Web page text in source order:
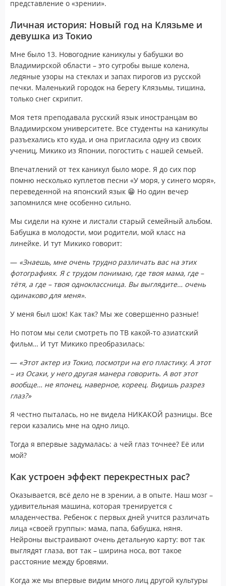
представление о «зрении».
Личная история: Новый год на Клязьме и
девушка из Токио
Мне было 13. Новогодние каникулы у бабушки во
Владимирской области – это сугробы выше колена,
ледяные узоры на стеклах и запах пирогов из русской
печки. Маленький городок на берегу Клязьмы, тишина,
только снег скрипит.
Моя тетя преподавала русский язык иностранцам во
Владимирском университете. Все студенты на каникулы
разъехались кто куда, и она пригласила одну из своих
учениц, Микико из Японии, погостить с нашей семьей.
Впечатлений от тех каникул было море. Я до сих пор
помню несколько куплетов песни «У моря, у синего моря»,
переведенной на японский язык 😁 Но один вечер
запомнился мне особенно сильно.
Мы сидели на кухне и листали старый семейный альбом.
Бабушка в молодости, мои родители, мой класс на
линейке. И тут Микико говорит:
— «Знаешь, мне очень трудно различать вас на этих
фотографиях. Я с трудом понимаю, где твоя мама, где –
тётя, а где – твоя одноклассница. Вы выглядите… очень
одинаково для меня».
У меня был шок! Как так? Мы же совершенно разные!
Но потом мы сели смотреть по ТВ какой-то азиатский
фильм… И тут Микико преобразилась:
— «Этот актер из Токио, посмотри на его пластику. А этот
– из Осаки, у него другая манера говорить. А вот этот
вообще… не японец, наверное, кореец. Видишь разрез
глаз?»
Я честно пыталась, но не видела НИКАКОЙ разницы. Все
герои казались мне на одно лицо.
Тогда я впервые задумалась: а чей глаз точнее? Её или
мой?
Как устроен эффект перекрестных рас?
Оказывается, всё дело не в зрении, а в опыте. Наш мозг –
удивительная машина, которая тренируется с
младенчества. Ребенок с первых дней учится различать
лица «своей группы»: мама, папа, бабушка, няня.
Нейроны выстраивают очень детальную карту: вот так
выглядят глаза, вот так – ширина носа, вот такое
расстояние между бровями.
Когда же мы впервые видим много лиц другой культуры